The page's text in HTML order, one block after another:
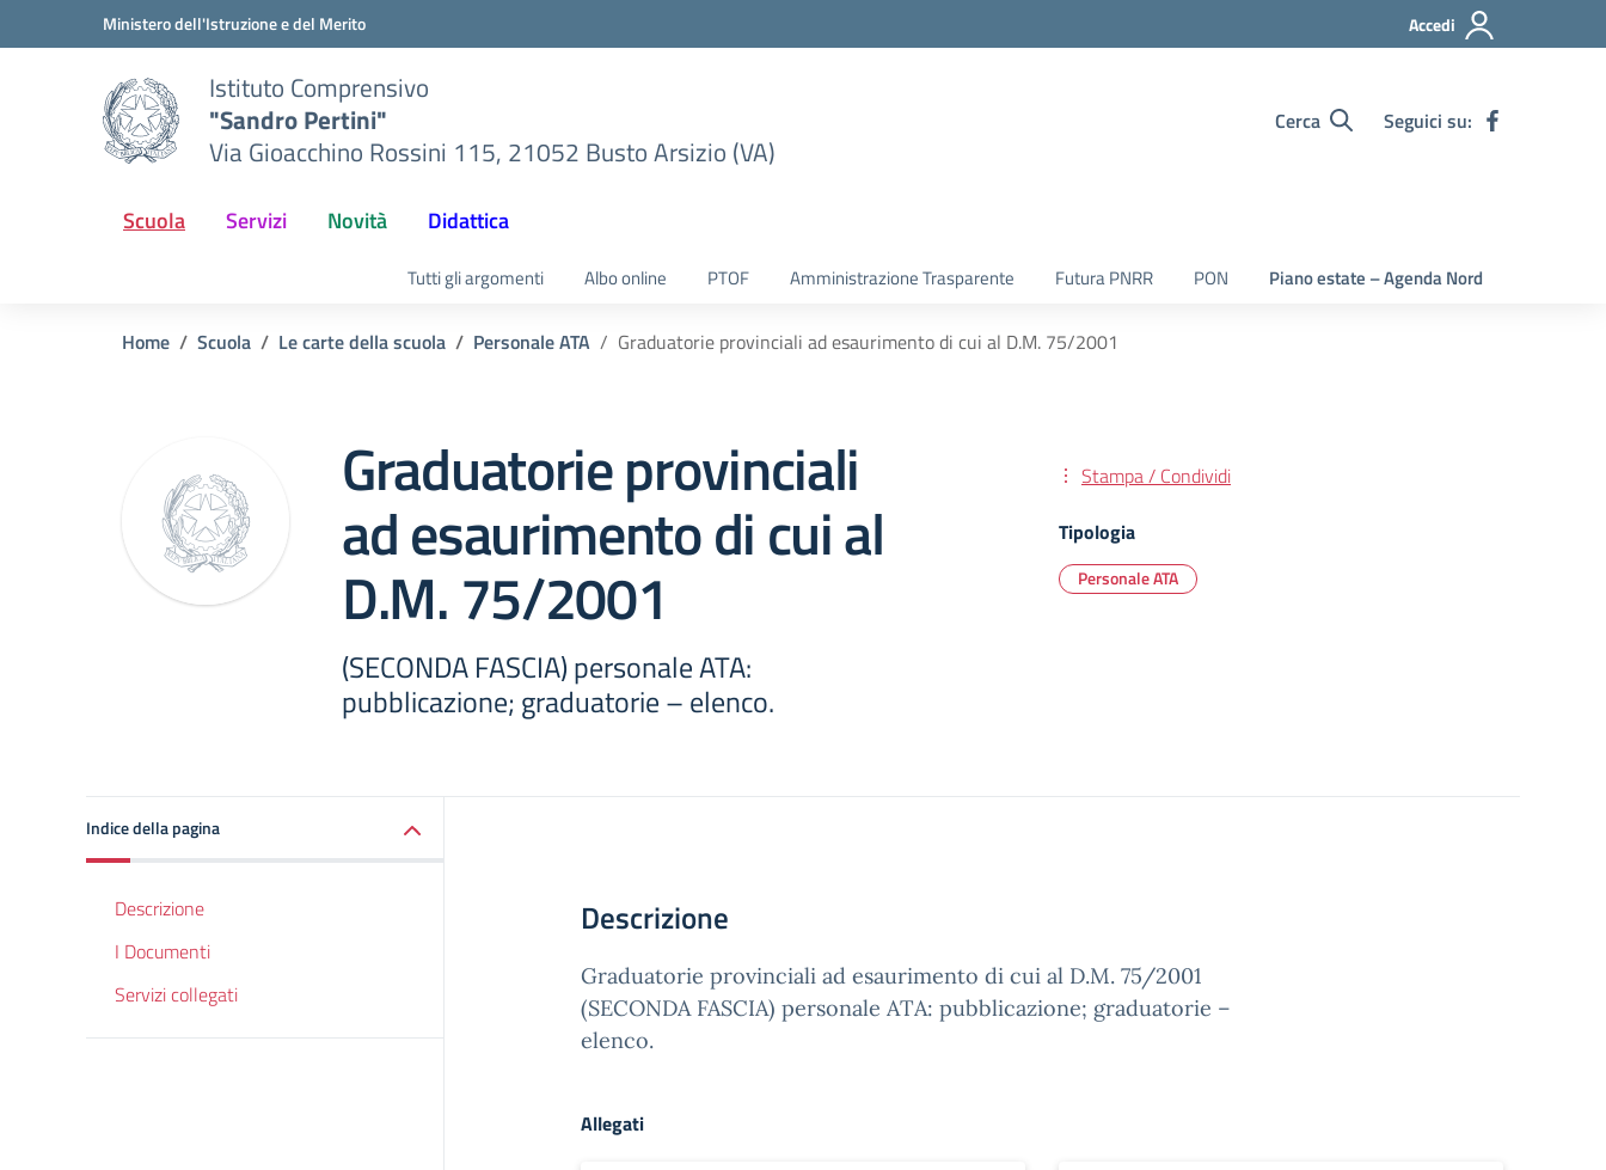
Vai ai contenuti
Vai al menu di navigazioneMinistero dell'Istruzione e del Merito Accedi
Istituto Comprensivo
"Sandro Pertini"
Via Gioacchino Rossini 115, 21052 Busto Arsizio (VA)
Cerca Seguici su:
Scuola Servizi Novità Didattica
Tutti gli argomenti Albo online PTOF Amministrazione Trasparente Futura PNRR PON Piano estate – Agenda Nord
Home Scuola Le carte della scuola Personale ATA Graduatorie provinciali ad esaurimento di cui al D.M. 75/2001
Graduatorie provinciali
ad esaurimento di cui al
D.M. 75/2001
(SECONDA FASCIA) personale ATA:
pubblicazione; graduatorie – elenco.
Stampa / Condividi
Tipologia
Personale ATA
Indice della pagina
Descrizione
I Documenti
Servizi collegati
Descrizione
Graduatorie provinciali ad esaurimento di cui al D.M. 75/2001
(SECONDA FASCIA) personale ATA: pubblicazione; graduatorie –
elenco.
Allegati